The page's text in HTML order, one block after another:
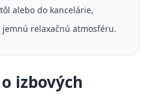
alebo do kancelárie,
relaxačnú atmosféru.
izbových